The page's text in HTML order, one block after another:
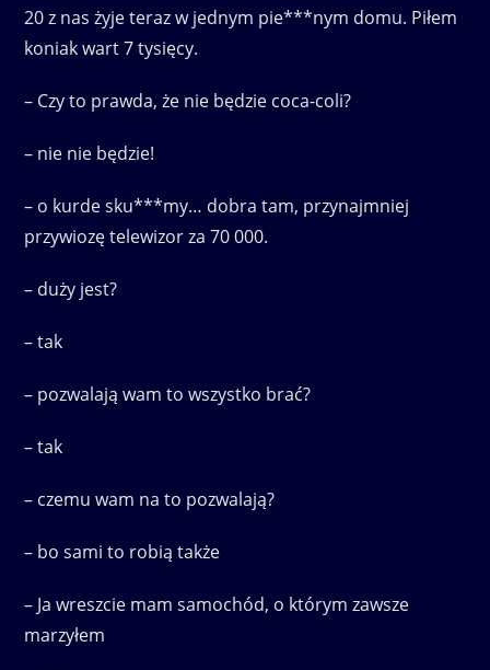
20 z nas żyje teraz w jednym pie***nym domu. Piłem
koniak wart 7 tysięcy.
– Czy to prawda, że nie będzie coca-coli?
– nie nie będzie!
– o kurde sku***my… dobra tam, przynajmniej
przywiozę telewizor za 70 000.
– duży jest?
– tak
– pozwalają wam to wszystko brać?
– tak
– czemu wam na to pozwalają?
– bo sami to robią także
– Ja wreszcie mam samochód, o którym zawsze
marzyłem